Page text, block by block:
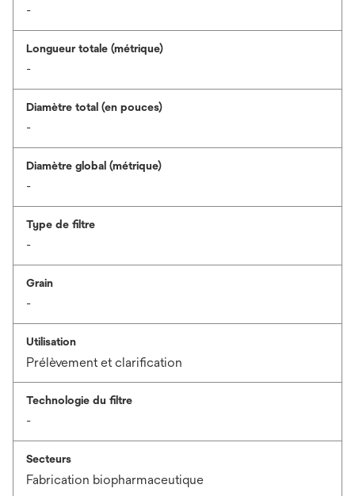
-
Longueur totale (métrique)
-
Diamètre total (en pouces)
-
Diamètre global (métrique)
-
Type de filtre
-
Grain
-
Utilisation
Prélèvement et clarification
Technologie du filtre
-
Secteurs
Fabrication biopharmaceutique